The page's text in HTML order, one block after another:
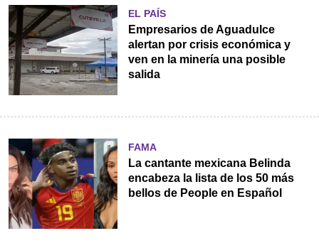
EL PAÍS
Empresarios de Aguadulce
alertan por crisis económica y
ven en la minería una posible
salida
FAMA
La cantante mexicana Belinda
encabeza la lista de los 50 más
bellos de People en Español